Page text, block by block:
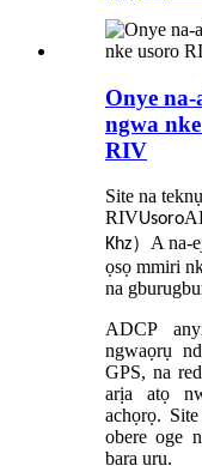
Onye
ngwa
RIV
Site na
RIVUsoro
Khz） A na-
ọsọ mmiri
na
ADCP
ngwaọrụ
GPS, na
arịa atọ
achọrọ.
obere oge
bara uru.